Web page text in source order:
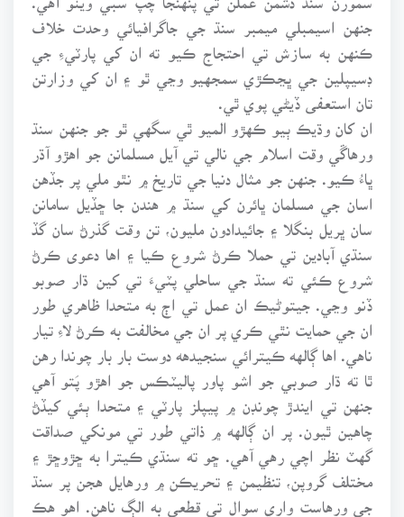
جنهن اسيمبلي ميمبر سنڌ جي جاگرافيائي وحدت خلاف
ڪنهن به سازش تي احتجاج ڪيو ته ان کي پارٽيءِ جي
ڊسيپلين جي ڀڃڪڙي سمجهيو وڃي ٿو ۽ ان کي وزارتن
تان استعفى ڏيڻي پوي ٿي.
ان کان وڌيڪ ٻيو ڪهڙو الميو ٿي سگهي ٿو جو جنهن سنڌ
ورهاڱي وقت اسلام جي نالي تي آيل مسلمانن جو اهڙو آڌر
ڀاءُ ڪيو. جنهن جو مثال دنيا جي تاريخ ۾ نٿو ملي پر جڏهن
اسان جي مسلمان ڀائرن کي سنڌ ۾ هندن جا ڇڏيل سامانن
سان ڀريل بنگلا ۽ جائيدادون مليون، تن وقت گذرڻ سان گڏ
سنڌي آبادين تي حملا ڪرڻ شروع ڪيا ۽ اها دعوى ڪرڻ
شروع ڪئي ته سنڌ جي ساحلي پٽيءَ تي کين ڌار صوبو
ڏنو وڃي. جيتوڻيڪ ان عمل تي اڄ به متحدا ظاهري طور
ان جي حمايت نٿي ڪري پر ان جي مخالفت به ڪرڻ لاءِ تيار
ناهي. اها ڳالهه ڪيترائي سنجيدهه دوست بار بار چوندا رهن
ٿا ته ڌار صوبي جو اشو پاور پاليٽڪس جو اهڙو پَتو آهي
جنهن تي ايندڙ چونڊن ۾ پيپلز پارٽي ۽ متحدا ٻئي کيڏڻ
چاهين ٿيون. پر ان ڳالهه ۾ ذاتي طور تي مونکي صداقت
گهٽ نظر اچي رهي آهي. ڇو ته سنڌي ڪيترا به ڇڙوڇڙ ۽
مختلف گروپن، تنظيمن ۽ تحريڪن ۾ ورهايل هجن پر سنڌ
جي ورهاست واري سوال تي قطعي به الڳ ناهن. اهو هڪ